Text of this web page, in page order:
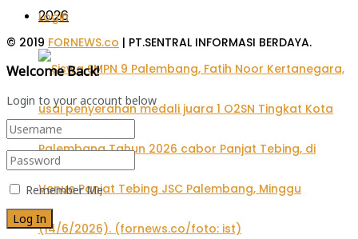
2026
Login
© 2019 FORNEWS.co | PT.SENTRAL INFORMASI BERDAYA.
Welcome Back!
Login to your account below
Remember Me